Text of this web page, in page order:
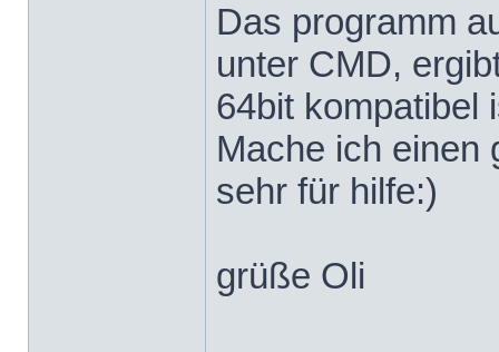
Das programm
unter CMD,
64bit kompatibel
Mache ich einen
sehr für hilfe:)
grüße Oli